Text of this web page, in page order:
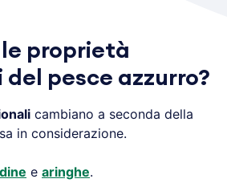
proprietà
pesce azzurro?
cambiano a seconda della
in considerazione.
e aringhe.